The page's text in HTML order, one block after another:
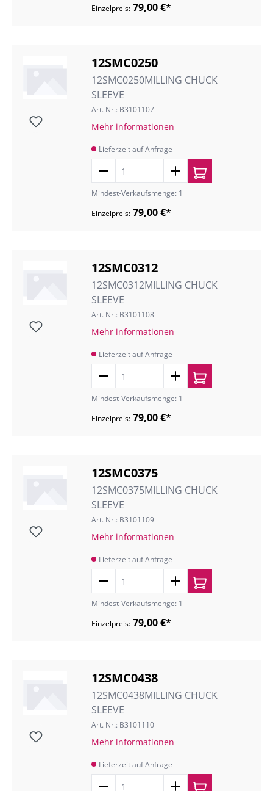
Einzelpreis: 79,00 €*
12SMC0250
12SMC0250MILLING CHUCK
SLEEVE
Art. Nr.: B3101107
Mehr informationen
Lieferzeit auf Anfrage
Mindest-Verkaufsmenge: 1
Einzelpreis: 79,00 €*
12SMC0312
12SMC0312MILLING CHUCK
SLEEVE
Art. Nr.: B3101108
Mehr informationen
Lieferzeit auf Anfrage
Mindest-Verkaufsmenge: 1
Einzelpreis: 79,00 €*
12SMC0375
12SMC0375MILLING CHUCK
SLEEVE
Art. Nr.: B3101109
Mehr informationen
Lieferzeit auf Anfrage
Mindest-Verkaufsmenge: 1
Einzelpreis: 79,00 €*
12SMC0438
12SMC0438MILLING CHUCK
SLEEVE
Art. Nr.: B3101110
Mehr informationen
Lieferzeit auf Anfrage